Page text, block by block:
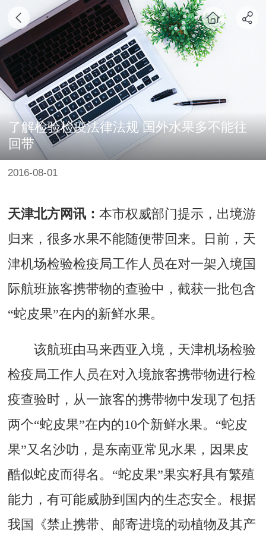
了解检验检疫法律法规 国外水果多不能往
回带
2016-08-01
天津北方网讯： 本市权威部门提示，出境游
归来，很多水果不能随便带回来。日前，天
津机场检验检疫局工作人员在对一架入境国
际航班旅客携带物的查验中，截获一批包含
“蛇皮果”在内的新鲜水果。
该航班由马来西亚入境，天津机场检验
检疫局工作人员在对入境旅客携带物进行检
疫查验时，从一旅客的携带物中发现了包括
两个“蛇皮果”在内的10个新鲜水果。“蛇皮
果”又名沙叻，是东南亚常见水果，因果皮
酷似蛇皮而得名。“蛇皮果”果实籽具有繁殖
能力，有可能威胁到国内的生态安全。根据
我国《禁止携带、邮寄进境的动植物及其产